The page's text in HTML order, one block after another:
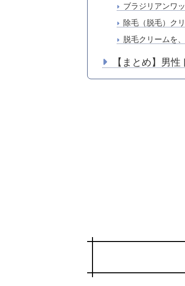
ブラジリアンワ
除毛（脱毛）ク
脱毛クリームを
【まとめ】男